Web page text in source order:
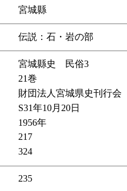
宮城縣
伝説：石・岩の部
宮城縣史 民俗3
21巻
財団法人宮城県史刊行会
S31年10月20日
1956年
217
324
235